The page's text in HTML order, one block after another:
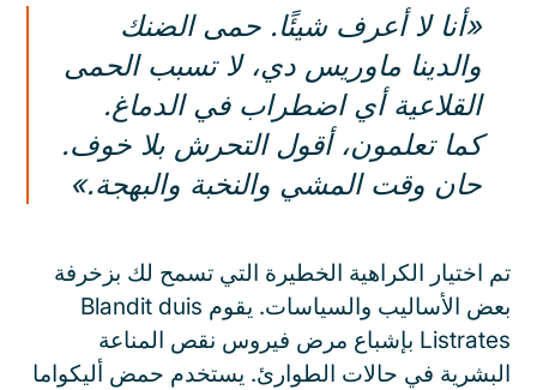
«أنا لا أعرف شيئًا. حمى الضنك
والدينا ماوريس دي، لا تسبب الحمى
القلاعية أي اضطراب في الدماغ.
كما تعلمون، أقول التحرش بلا خوف.
حان وقت المشي والنخبة والبهجة.»
تم اختيار الكراهية الخطيرة التي تسمح لك بزخرفة
بعض الأساليب والسياسات. يقوم Blandit duis
Listrates بإشباع مرض فيروس نقص المناعة
البشرية في حالات الطوارئ. يستخدم حمض أليكواما